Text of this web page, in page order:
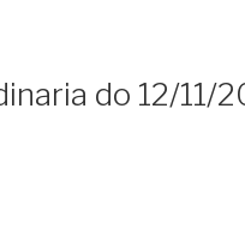
do 12/11/